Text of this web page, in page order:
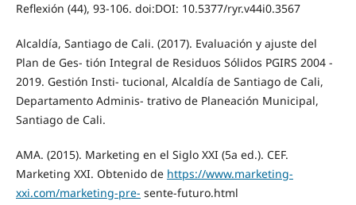
Reflexión (44), 93-106. doi:DOI: 10.5377/ryr.v44i0.3567
Alcaldía, Santiago de Cali. (2017). Evaluación y ajuste del
Plan de Ges- tión Integral de Residuos Sólidos PGIRS 2004 -
2019. Gestión Insti- tucional, Alcaldía de Santiago de Cali,
Departamento Adminis- trativo de Planeación Municipal,
Santiago de Cali.
AMA. (2015). Marketing en el Siglo XXI (5a ed.). CEF.
Marketing XXI. Obtenido de https://www.marketing-
xxi.com/marketing-pre- sente-futuro.html